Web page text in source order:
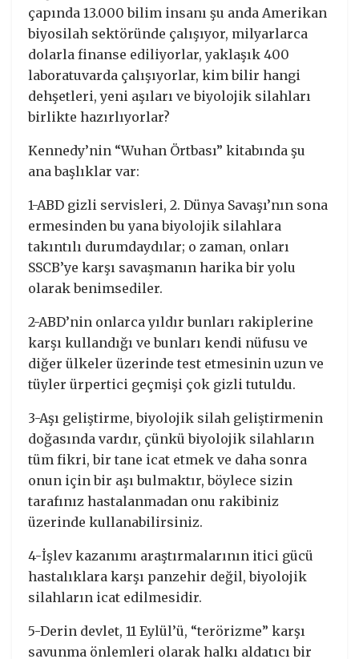
çapında 13.000 bilim insanı şu anda Amerikan
biyosilah sektöründe çalışıyor, milyarlarca
dolarla finanse ediliyorlar, yaklaşık 400
laboratuvarda çalışıyorlar, kim bilir hangi
dehşetleri, yeni aşıları ve biyolojik silahları
birlikte hazırlıyorlar?
Kennedy’nin “Wuhan Örtbası” kitabında şu
ana başlıklar var:
1-ABD gizli servisleri, 2. Dünya Savaşı’nın sona
ermesinden bu yana biyolojik silahlara
takıntılı durumdaydılar; o zaman, onları
SSCB’ye karşı savaşmanın harika bir yolu
olarak benimsediler.
2-ABD’nin onlarca yıldır bunları rakiplerine
karşı kullandığı ve bunları kendi nüfusu ve
diğer ülkeler üzerinde test etmesinin uzun ve
tüyler ürpertici geçmişi çok gizli tutuldu.
3-Aşı geliştirme, biyolojik silah geliştirmenin
doğasında vardır, çünkü biyolojik silahların
tüm fikri, bir tane icat etmek ve daha sonra
onun için bir aşı bulmaktır, böylece sizin
tarafınız hastalanmadan onu rakibiniz
üzerinde kullanabilirsiniz.
4-İşlev kazanımı araştırmalarının itici gücü
hastalıklara karşı panzehir değil, biyolojik
silahların icat edilmesidir.
5-Derin devlet, 11 Eylül’ü, “terörizme” karşı
savunma önlemleri olarak halkı aldatıcı bir